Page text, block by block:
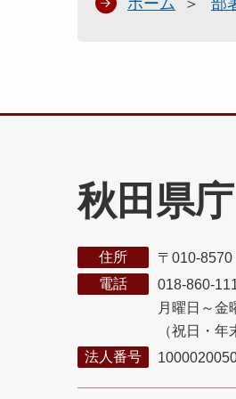
ホーム 部
秋田県庁
住所
〒010-
電話
018-860-
月曜日～金
（祝日・年
法人番号